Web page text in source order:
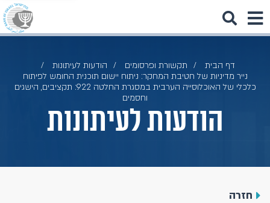
דף הבית תקשורת ופרסומים
הודעות לעיתונות
נייר מדיניות של חטיבת המחקר: ניתוח יישום תוכנית החומש לפיתוח
כלכלי של האוכלוסייה הערבית במסגרת החלטה 922: תקציבים, הישגים
וחסמים
הודעות לעיתונות
חזרה